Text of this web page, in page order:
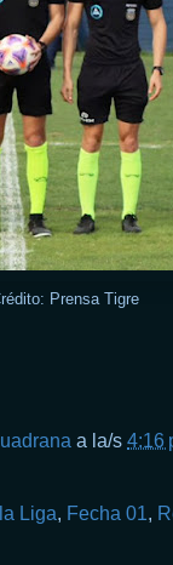
Prensa Tigre
a la/s 4:16
Liga, Fecha 01,